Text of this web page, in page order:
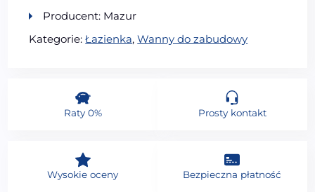
Producent: Mazur
Kategorie:Łazienka,Wanny do zabudowy
Raty 0% Prosty kontakt
Wysokie oceny Bezpieczna płatność